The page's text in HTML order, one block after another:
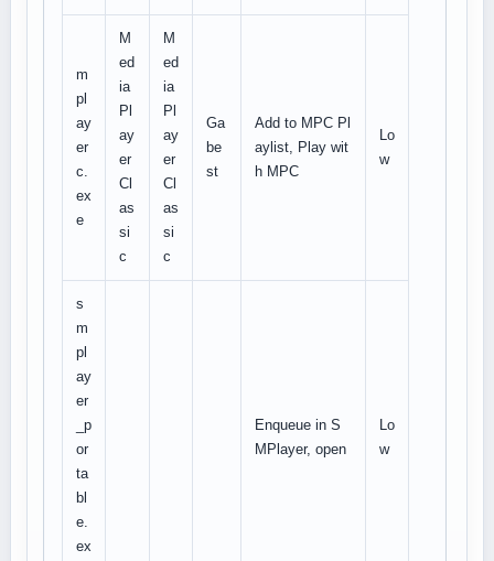
m
pl
ay
er
c.
ex
e
M
ed
ia
Pl
ay
er
Cl
as
si
c
M
ed
ia
Pl
ay
er
Cl
as
si
c
Ga
be
st
Add to MPC Pl
aylist, Play wit
h MPC
Lo
w
s
m
pl
ay
er
_p
or
ta
bl
e.
ex
Enqueue in S
MPlayer, open
Lo
w